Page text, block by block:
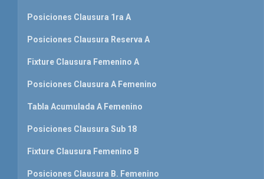
Posiciones Clausura 1ra A
Posiciones Clausura Reserva A
Fixture Clausura Femenino A
Posiciones Clausura A Femenino
Tabla Acumulada A Femenino
Posiciones Clausura Sub 18
Fixture Clausura Femenino B
Posiciones Clausura B. Femenino